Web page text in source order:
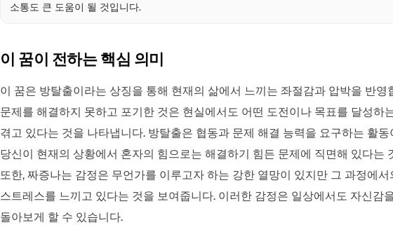
소통도 큰 도움이 될 것입니다.
이 꿈이 전하는 핵심 의미
이 꿈은 방탈출이라는 상징을 통해 현재의 삶에서 느끼는 좌절감과 압박을 반영
문제를 해결하지 못하고 포기한 것은 현실에서도 어떤 도전이나 목표를 달성하
겪고 있다는 것을 나타냅니다. 방탈출은 협동과 문제 해결 능력을 요구하는 활동
당신이 현재의 상황에서 혼자의 힘으로는 해결하기 힘든 문제에 직면해 있다는
또한, 짜증나는 감정은 무언가를 이루고자 하는 강한 열망이 있지만 그 과정에
스트레스를 느끼고 있다는 것을 보여줍니다. 이러한 감정은 일상에서도 자신감
돌아보게 할 수 있습니다.